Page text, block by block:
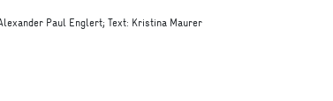
Paul Englert; Text: Kristina Maurer